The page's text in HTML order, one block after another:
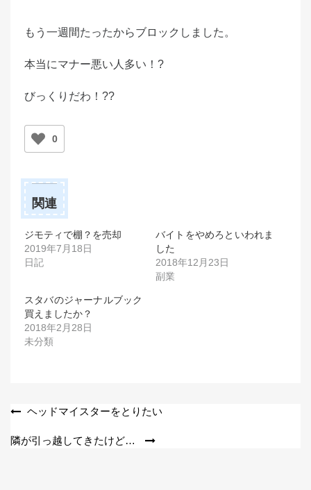
もう一週間たったからブロックしました。
本当にマナー悪い人多い！?
びっくりだわ！??
0
関連
ジモティで棚？を売却
2019年7月18日
日記
バイトをやめろといわれま
した
2018年12月23日
副業
スタバのジャーナルブック
買えましたか？
2018年2月28日
未分類
投
稿
ヘッドマイスターをとりたい
隣が引っ越してきたけど…